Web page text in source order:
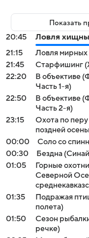
Показать
20:45
Ловля
21:15
Ловля мирных
21:45
Старфишинг
22:20
В объективе
Часть 1-я)
22:50
В объективе
Часть 2-я)
23:15
Охота по перу
поздней
00:00
Соло со
00:30
Бездна
01:05
Горные
Северной
01:35
Подражая
полета)
01:50
Сезон
речке)